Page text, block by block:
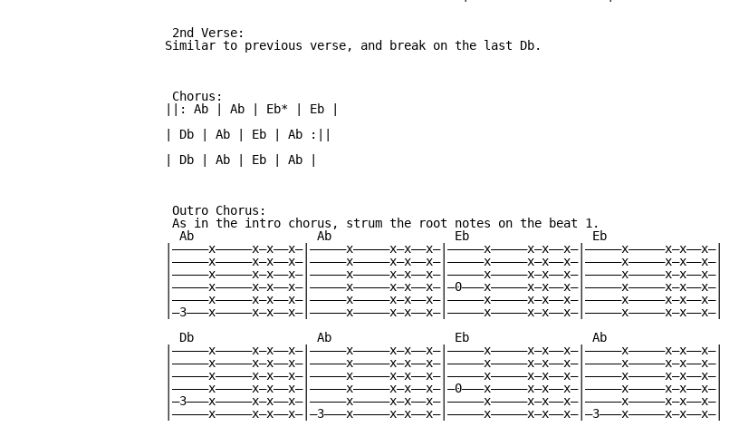
2nd Verse:
Similar to previous verse, and break on the last Db.
Chorus:
||: Ab | Ab | Eb* | Eb |
| Db | Ab | Eb | Ab :||
| Db | Ab | Eb | Ab |
Outro Chorus:
As in the intro chorus, strum the root notes on the beat 1.
  Ab                 Ab                 Eb                 Eb
|—————x—————x—x——x—|—————x—————x—x——x—|—————x—————x—x——x—|—————x—————x—x——x—|
|—————x—————x—x——x—|—————x—————x—x——x—|—————x—————x—x——x—|—————x—————x—x——x—|
|—————x—————x—x——x—|—————x—————x—x——x—|—————x—————x—x——x—|—————x—————x—x——x—|
|—————x—————x—x——x—|—————x—————x—x——x—|—0———x—————x—x——x—|—————x—————x—x——x—|
|—————x—————x—x——x—|—————x—————x—x——x—|—————x—————x—x——x—|—————x—————x—x——x—|
|—3———x—————x—x——x—|—————x—————x—x——x—|—————x—————x—x——x—|—————x—————x—x——x—|
  Db                 Ab                 Eb                 Ab
|—————x—————x—x——x—|—————x—————x—x——x—|—————x—————x—x——x—|—————x—————x—x——x—|
|—————x—————x—x——x—|—————x—————x—x——x—|—————x—————x—x——x—|—————x—————x—x——x—|
|—————x—————x—x——x—|—————x—————x—x——x—|—————x—————x—x——x—|—————x—————x—x——x—|
|—————x—————x—x——x—|—————x—————x—x——x—|—0———x—————x—x——x—|—————x—————x—x——x—|
|—3———x—————x—x——x—|—————x—————x—x——x—|—————x—————x—x——x—|—————x—————x—x——x—|
|—————x—————x—x——x—|—3———x—————x—x——x—|—————x—————x—x——x—|—3———x—————x—x——x—|